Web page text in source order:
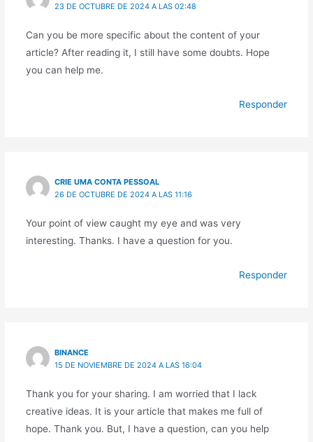
23 DE OCTUBRE DE 2024 A LAS 02:48
Can you be more specific about the content of your
article? After reading it, I still have some doubts. Hope
you can help me.
Responder
CRIE UMA CONTA PESSOAL
26 DE OCTUBRE DE 2024 A LAS 11:16
Your point of view caught my eye and was very
interesting. Thanks. I have a question for you.
Responder
BINANCE
15 DE NOVIEMBRE DE 2024 A LAS 16:04
Thank you for your sharing. I am worried that I lack
creative ideas. It is your article that makes me full of
hope. Thank you. But, I have a question, can you help